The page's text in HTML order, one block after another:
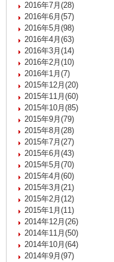
2016年7月(28)
2016年6月(57)
2016年5月(98)
2016年4月(63)
2016年3月(14)
2016年2月(10)
2016年1月(7)
2015年12月(20)
2015年11月(60)
2015年10月(85)
2015年9月(79)
2015年8月(28)
2015年7月(27)
2015年6月(43)
2015年5月(70)
2015年4月(60)
2015年3月(21)
2015年2月(12)
2015年1月(11)
2014年12月(26)
2014年11月(50)
2014年10月(64)
2014年9月(97)